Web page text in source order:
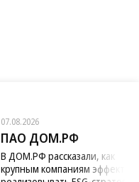
07.08.2026
ПАО ДОМ.РФ
В ДОМ.РФ рассказали, как
крупным компаниям